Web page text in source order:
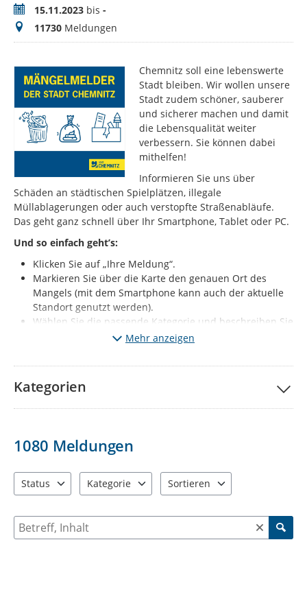
Zeitraum15.11.2023 bis -
Meldungen
11730 Meldungen
Chemnitz soll eine lebenswerte
Stadt bleiben. Wir wollen unsere
Stadt zudem schöner, sauberer
und sicherer machen und damit
die Lebensqualität weiter
verbessern. Sie können dabei
mithelfen!
Informieren Sie uns über
Schäden an städtischen Spielplätzen, illegale
Müllablagerungen oder auch verstopfte Straßenabläufe.
Das geht ganz schnell über Ihr Smartphone, Tablet oder PC.
Und so einfach geht’s:
Klicken Sie auf „Ihre Meldung“.
Markieren Sie über die Karte den genauen Ort des
Mangels (mit dem Smartphone kann auch der aktuelle
Standort genutzt werden).
Wählen Sie die passende Kategorie und beschreiben Sie
kurz den Mangel. Fügen Sie wenn möglich ein Foto vom
Klicken Sie auf „Meldung absenden“.Ihre Meldung wird
nach redaktioneller Prüfung sichtbar (diese erfolgt 1x
täglich, Mo-Fr, außer Feiertage).
Gleichzeitig wird der
jeweils zuständige Fachbereich automatisch informiert.
Melden Sie bitte nur solche Mängel, die den
anderes Problem entdeckt? Dann informieren Sie uns
bitte über die Behördenrufnummer 115 oder per Mail
Falls Sie Ihrer Meldung Fotos anfügen, werden diese zu
ihrer Meldung öffentlich sichtbar: Diese dürfen
Mehr anzeigen
Kategorien
1080 Meldungen
Status
Kategorie
Sortieren
Suche nach Meldungen und Kommentaren